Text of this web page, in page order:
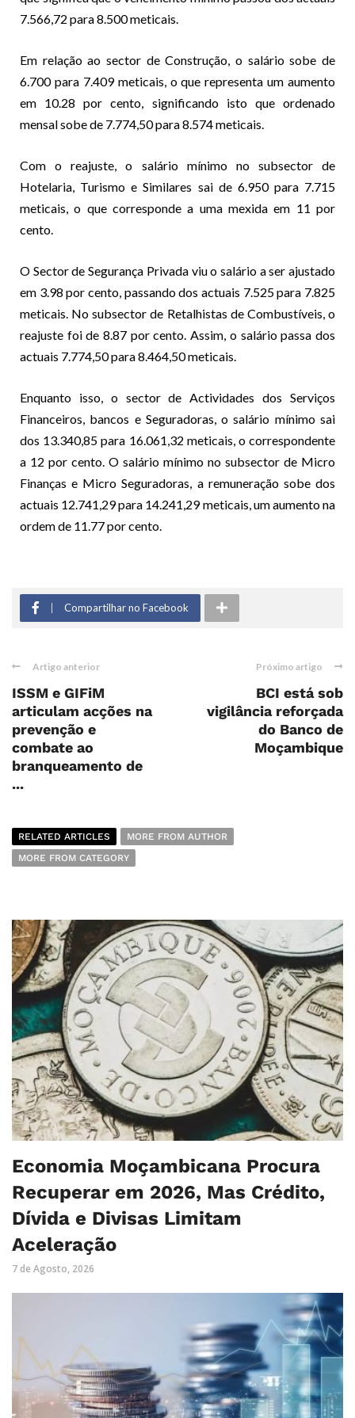
7.566,72 para 8.500 meticais.
Em relação ao sector de Construção, o salário sobe de
6.700 para 7.409 meticais, o que representa um aumento
em 10.28 por cento, significando isto que ordenado
mensal sobe de 7.774,50 para 8.574 meticais.
Com o reajuste, o salário mínimo no subsector de
Hotelaria, Turismo e Similares sai de 6.950 para 7.715
meticais, o que corresponde a uma mexida em 11 por
cento.
O Sector de Segurança Privada viu o salário a ser ajustado
em 3.98 por cento, passando dos actuais 7.525 para 7.825
meticais. No subsector de Retalhistas de Combustíveis, o
reajuste foi de 8.87 por cento. Assim, o salário passa dos
actuais 7.774,50 para 8.464,50 meticais.
Enquanto isso, o sector de Actividades dos Serviços
Financeiros, bancos e Seguradoras, o salário mínimo sai
dos 13.340,85 para 16.061,32 meticais, o correspondente
a 12 por cento. O salário mínimo no subsector de Micro
Finanças e Micro Seguradoras, a remuneração sobe dos
actuais 12.741,29 para 14.241,29 meticais, um aumento na
ordem de 11.77 por cento.
Compartilhar no Facebook
Artigo anterior
ISSM e GIFiM
articulam acções na
prevenção e
combate ao
branqueamento de
...
Próximo artigo
BCI está sob
vigilância reforçada
do Banco de
Moçambique
RELATED ARTICLES
MORE FROM AUTHOR
MORE FROM CATEGORY
Economia Moçambicana Procura
Recuperar em 2026, Mas Crédito,
Dívida e Divisas Limitam
Aceleração
7 de Agosto, 2026